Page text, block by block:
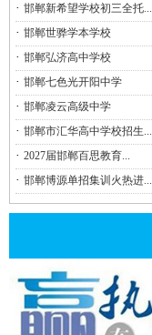
· 邯郸新希望学校初三全托...
· 邯郸世骅学本学校
· 邯郸弘济高中学校
· 邯郸七色光开阳中学
· 邯郸凌云高级中学
· 邯郸市汇华高中学校招生...
· 2027届邯郸百思教育...
· 邯郸博源单招集训火热进...